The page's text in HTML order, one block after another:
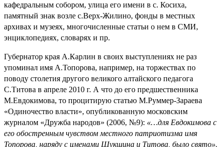
кафедральным собором, улица его имени в с. Косиха,
памятный знак возле с.Верх-Жилино, фонды в местных
архивах и музеях, многочисленные статьи о нем в СМИ,
энциклопедиях, словарях и пр.
Губернатор края А.Карлин в своих выступлениях не раз
упоминал имя А.Топорова, например, на торжествах по
поводу столетия другого великого алтайского педагога
С.Титова в апреле 2010 г. А что до его предшественника
М.Евдокимова, то процитирую статью М.Руммер-Зараева
«Одиночество власти», опубликованную московским
журналом «Дружба народов» (2006, №9): «…для Евдокимова с
его обостренным чувством местного патриотизма имя
Топорова, наряду с именами Шукшина и Титова, было свято».